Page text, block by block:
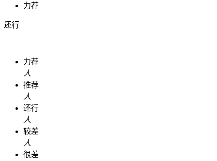
力荐
还行
力荐
人
推荐
人
还行
人
较差
人
很差